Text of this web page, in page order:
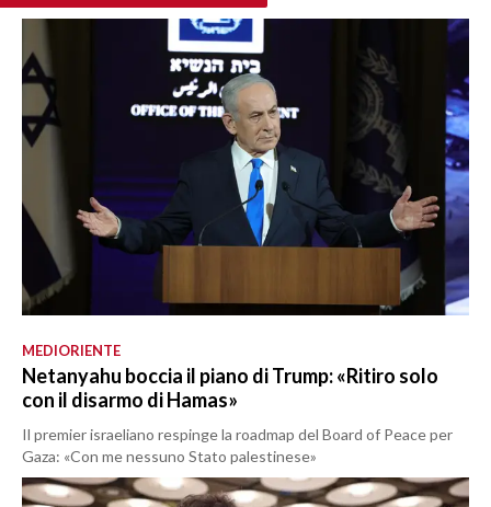
MEDIORIENTE
Netanyahu boccia il piano di Trump: «Ritiro solo
con il disarmo di Hamas»
Il premier israeliano respinge la roadmap del Board of Peace per
Gaza: «Con me nessuno Stato palestinese»